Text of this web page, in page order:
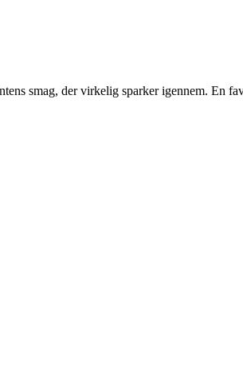
smag, der virkelig sparker igennem. En